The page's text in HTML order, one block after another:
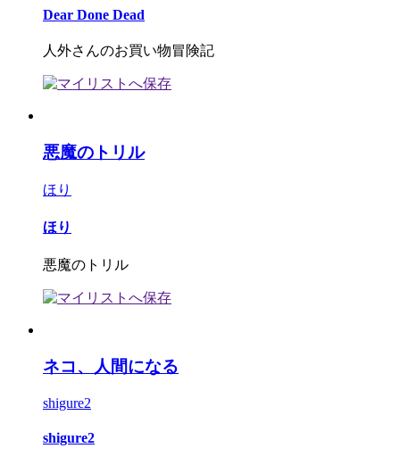
Dear Done Dead
人外さんのお買い物冒険記
悪魔のトリル
ほり
ほり
悪魔のトリル
ネコ、人間になる
shigure2
shigure2